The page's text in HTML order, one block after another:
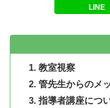
LINE
教室視察
管先生からのメ
指導者講座につ